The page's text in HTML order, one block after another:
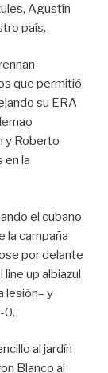
Agustín
país.
que permitió
su ERA
y Roberto
en la
el cubano
la campaña
por delante
line up albiazul
lesión– y
0.
al jardín
Blanco al